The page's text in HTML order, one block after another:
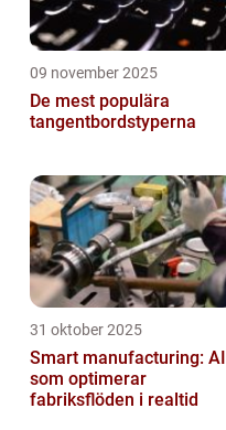
09 november 2025
De mest populära
tangentbordstyperna
31 oktober 2025
Smart manufacturing: AI
som optimerar
fabriksflöden i realtid